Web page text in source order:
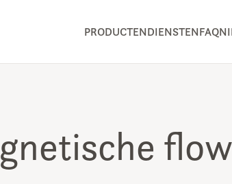
PRODUCTENDIENSTENFAQ
flow